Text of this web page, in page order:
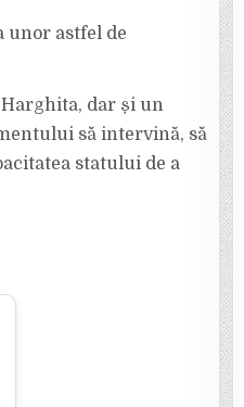
unor astfel de
dar și un
să intervină, să
statului de a